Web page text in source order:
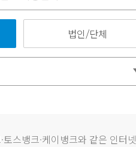
법인/단체
스뱅크·케이뱅크와 같은 인터넷